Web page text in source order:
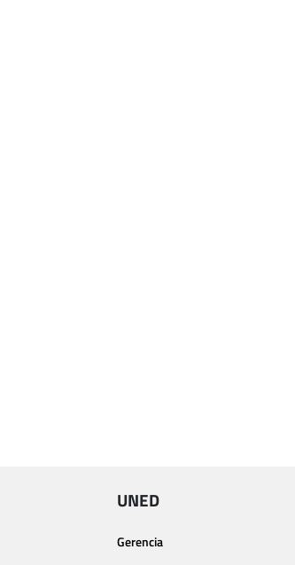
UNED
Gerencia